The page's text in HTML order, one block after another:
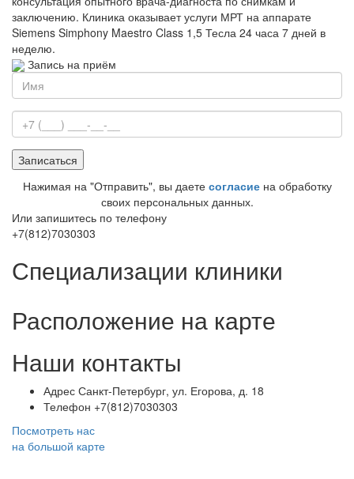
заключению. Клиника оказывает услуги МРТ на аппарате
Siemens Simphony Maestro Class 1,5 Тесла 24 часа 7 дней в
неделю.
Запись на приём
Нажимая на "Отправить", вы даете согласиена обработку
своих персональных данных.
Или запишитесь по телефону
+7(812)7030303
Специализации клиники
Расположение на карте
Наши контакты
Адрес Санкт-Петербург, ул. Егорова, д. 18
Телефон +7(812)7030303
Посмотреть нас
на большой карте